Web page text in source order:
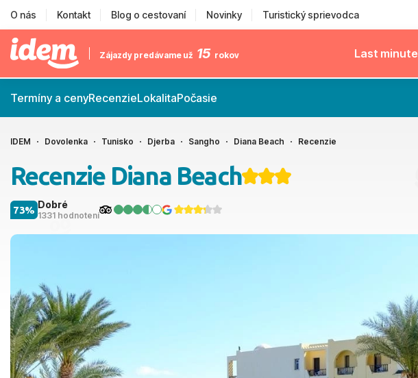
O nás Kontakt Blog o cestovaní Novinky Turistický sprievodca
Zájazdy predávame už 15 rokov Last minute
Termíny a cenyRecenzieLokalitaPočasie
IDEM Dovolenka Tunisko Djerba Sangho Diana Beach Recenzie
Recenzie Diana Beach
Dobré
1331 hodnotení
73%